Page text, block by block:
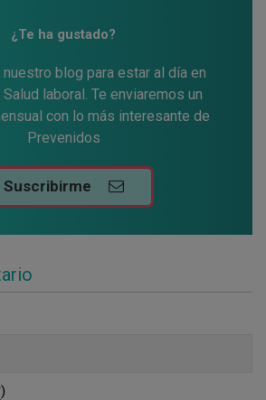
¿Te ha gustado?
blog para estar al día en
laboral. Te enviaremos un
con lo más interesante de
Prevenidos
Suscribirme
)